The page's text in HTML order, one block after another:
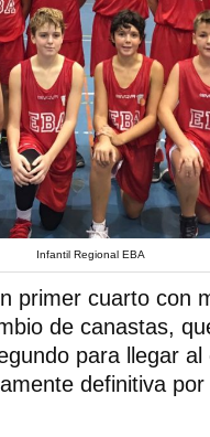
Infantil Regional EBA
primer cuarto con
de canastas,
para llegar
definitiva